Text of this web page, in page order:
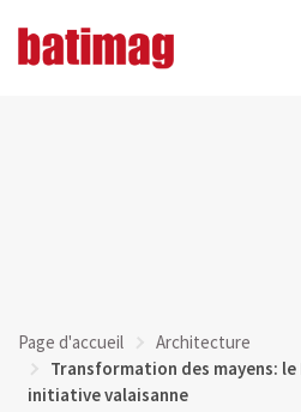
Page d'accueil
Architecture
Transformation des mayens:
initiative valaisanne